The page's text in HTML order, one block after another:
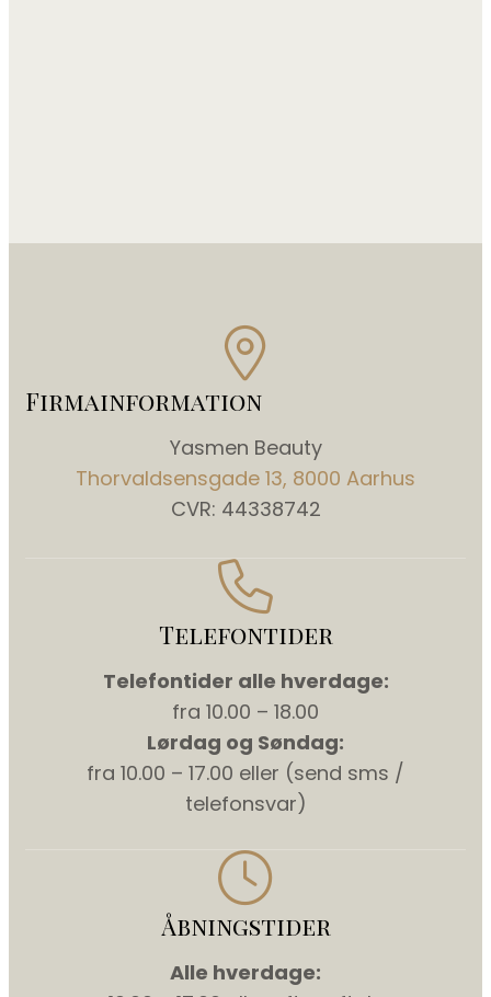
Firmainformation
Yasmen Beauty
Thorvaldsensgade 13, 8000 Aarhus
CVR: 44338742
Telefontider
Telefontider alle hverdage:
fra 10.00 – 18.00
Lørdag og Søndag:
fra 10.00 – 17.00 eller (send sms /
telefonsvar)
Åbningstider
Alle hverdage: